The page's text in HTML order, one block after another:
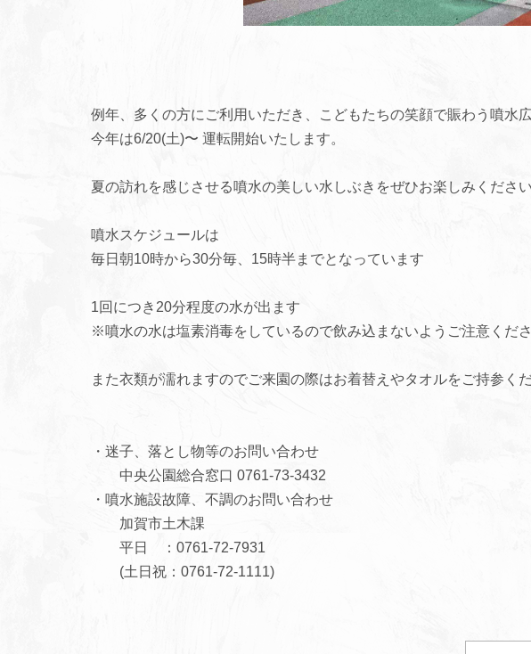
例年、多くの方にご利用いただき、こどもたちの笑顔で賑わう噴水
今年は6/20(土)〜 運転開始いたします。
夏の訪れを感じさせる噴水の美しい水しぶきをぜひお楽しみください
噴水スケジュールは
毎日朝10時から30分毎、15時半までとなっています
1回につき20分程度の水が出ます
※噴水の水は塩素消毒をしているので飲み込まないようご注意くだ
また衣類が濡れますのでご来園の際はお着替えやタオルをご持参くだ
・迷子、落とし物等のお問い合わせ
中央公園総合窓口 0761-73-3432
・噴水施設故障、不調のお問い合わせ
加賀市土木課
平日 ：0761-72-7931
(土日祝：0761-72-1111)